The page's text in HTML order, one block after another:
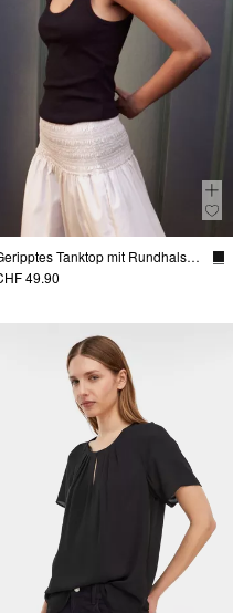
Geripptes Tanktop mit Rundhalsausschnitt
49.90